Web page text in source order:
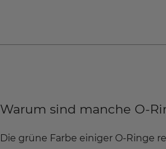
Warum sind manche O-
Die grüne Farbe einiger O-Ringe